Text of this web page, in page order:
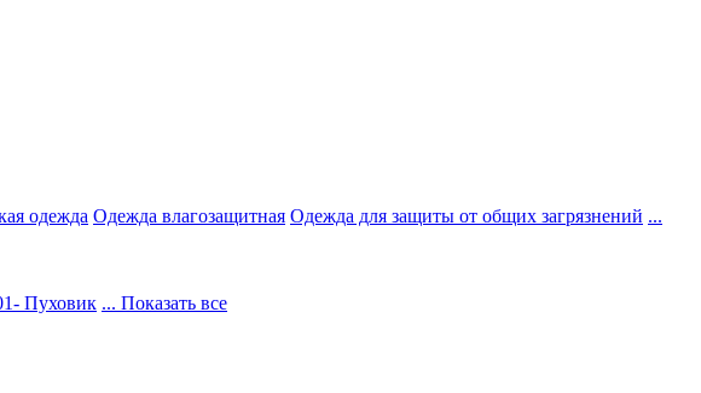
одежда Одежда влагозащитная Одежда для защиты от общих загрязнений ...
Пуховик ... Показать все